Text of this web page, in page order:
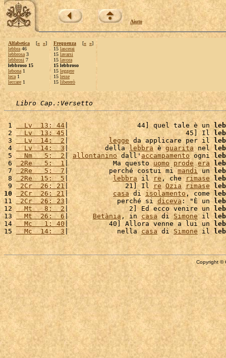
Aiuto
Alfabetica [« »]
lebbra 46
lebbrosa 3
lebbrosi 7
lebbroso 15
lebona 1
leca 1
leccare 1
Frequenza [« »]
15 lascerai
15 lavarsi
15 lavora
15 lebbroso
15 leggere
15 lesse
15 libererò
Libro Cap.:Versetto
1
  Lv  13: 44
|                 44] quel tale è un
2
  Lv  13: 45
|                             45] Il
3
  Lv  14:  2
| legge da applicare per il
4
  Lv  14:  3
|         della lebbra è guarita nel
5
  Nm   5:  2
| allontanino dall' accampamento ogni
6 2Re   5:  1 |           Ma questo uomo prode era
7
2Re   5:  7|          perché costui mi mandi un
8 2Re  15:  5 | lebbra il re , che rimase
9 2Cr  26: 21|              21] Il re Ozia rimase
10
2Cr  26: 21 | casa di isolamento , come
11 2Cr  26: 23 |            perché si diceva : "È un
12
  Mt   8:  2
|               2] Ed ecco venire un
13
  Mt  26:  6
| Betània, in casa di Simone il
14
  Mc   1: 40
|          40] Allora venne a lui un
15
  Mc  14:  3
|            nella casa di Simone il
Copyright ©